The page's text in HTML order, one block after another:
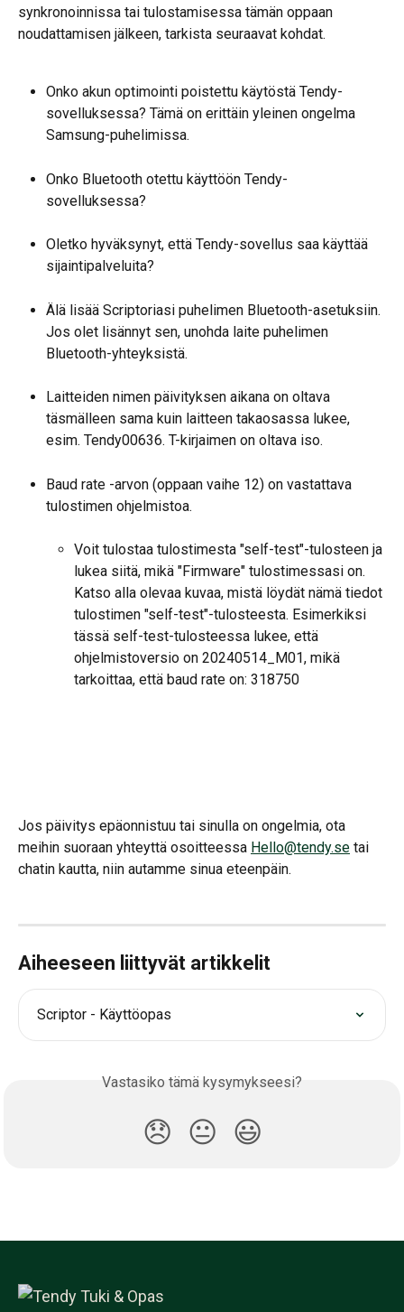
synkronoinnissa tai tulostamisessa tämän oppaan
noudattamisen jälkeen, tarkista seuraavat kohdat.
Onko akun optimointi poistettu käytöstä Tendy-
sovelluksessa? Tämä on erittäin yleinen ongelma
Samsung-puhelimissa.
Onko Bluetooth otettu käyttöön Tendy-
sovelluksessa?
Oletko hyväksynyt, että Tendy-sovellus saa käyttää
sijaintipalveluita?
Älä lisää Scriptoriasi puhelimen Bluetooth-asetuksiin.
Jos olet lisännyt sen, unohda laite puhelimen
Bluetooth-yhteyksistä.
Laitteiden nimen päivityksen aikana on oltava
täsmälleen sama kuin laitteen takaosassa lukee,
esim. Tendy00636. T-kirjaimen on oltava iso.
Baud rate -arvon (oppaan vaihe 12) on vastattava
tulostimen ohjelmistoa.
Voit tulostaa tulostimesta "self-test"-tulosteen ja
lukea siitä, mikä "Firmware" tulostimessasi on.
Katso alla olevaa kuvaa, mistä löydät nämä tiedot
tulostimen "self-test"-tulosteesta. Esimerkiksi
tässä self-test-tulosteessa lukee, että
ohjelmistoversio on 20240514_M01, mikä
tarkoittaa, että baud rate on: 318750
Jos päivitys epäonnistuu tai sinulla on ongelmia, ota
meihin suoraan yhteyttä osoitteessa Hello@tendy.se tai
chatin kautta, niin autamme sinua eteenpäin.
Aiheeseen liittyvät artikkelit
Scriptor - Käyttöopas
Vastasiko tämä kysymykseesi?
😞 😐 😃